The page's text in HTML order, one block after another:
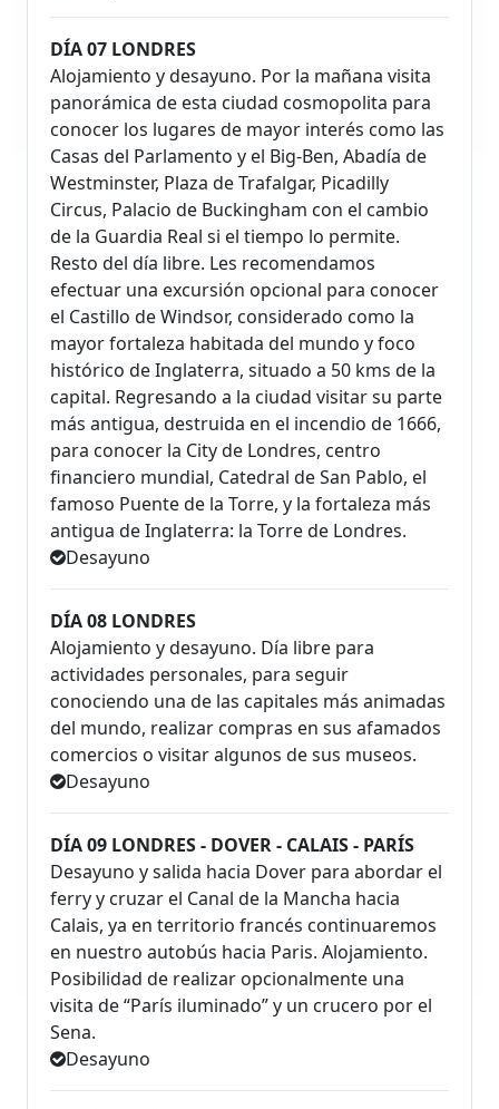
DÍA 07 LONDRES
Alojamiento y desayuno. Por la mañana visita
panorámica de esta ciudad cosmopolita para
conocer los lugares de mayor interés como las
Casas del Parlamento y el Big-Ben, Abadía de
Westminster, Plaza de Trafalgar, Picadilly
Circus, Palacio de Buckingham con el cambio
de la Guardia Real si el tiempo lo permite.
Resto del día libre. Les recomendamos
efectuar una excursión opcional para conocer
el Castillo de Windsor, considerado como la
mayor fortaleza habitada del mundo y foco
histórico de Inglaterra, situado a 50 kms de la
capital. Regresando a la ciudad visitar su parte
más antigua, destruida en el incendio de 1666,
para conocer la City de Londres, centro
financiero mundial, Catedral de San Pablo, el
famoso Puente de la Torre, y la fortaleza más
antigua de Inglaterra: la Torre de Londres.
Desayuno
DÍA 08 LONDRES
Alojamiento y desayuno. Día libre para
actividades personales, para seguir
conociendo una de las capitales más animadas
del mundo, realizar compras en sus afamados
comercios o visitar algunos de sus museos.
Desayuno
DÍA 09 LONDRES - DOVER - CALAIS - PARÍS
Desayuno y salida hacia Dover para abordar el
ferry y cruzar el Canal de la Mancha hacia
Calais, ya en territorio francés continuaremos
en nuestro autobús hacia Paris. Alojamiento.
Posibilidad de realizar opcionalmente una
visita de “París iluminado” y un crucero por el
Sena.
Desayuno